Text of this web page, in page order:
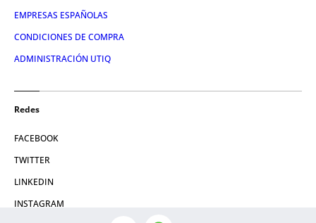
EMPRESAS ESPAÑOLAS
CONDICIONES DE COMPRA
ADMINISTRACIÓN UTIQ
Redes
FACEBOOK
TWITTER
LINKEDIN
INSTAGRAM